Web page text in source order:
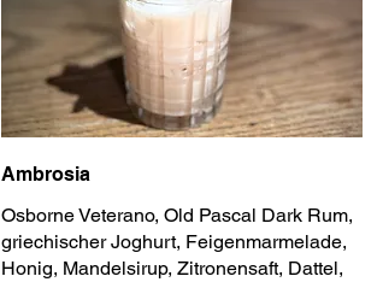
Ambrosia
Osborne Veterano, Old Pascal Dark Rum,
griechischer Joghurt, Feigenmarmelade,
Honig, Mandelsirup, Zitronensaft, Dattel,